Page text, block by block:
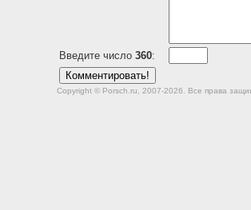
Введите число 360:
Copyright © Porsch.ru, 2007-2026. Все права